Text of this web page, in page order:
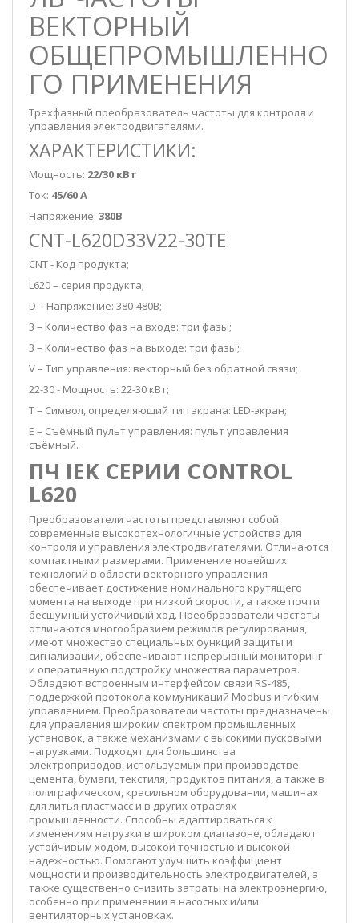
ВЕКТОРНЫЙ
ОБЩЕПРОМЫШЛЕННО
ГО ПРИМЕНЕНИЯ
Трехфазный преобразователь частоты для контроля и
управления электродвигателями.
ХАРАКТЕРИСТИКИ:
Мощность: 22/30 кВт
Ток: 45/60 А
Напряжение: 380В
CNT-L620D33V22-30TE
CNT - Код продукта;
L620 – серия продукта;
D – Напряжение: 380-480В;
3 – Количество фаз на входе: три фазы;
3 – Количество фаз на выходе: три фазы;
V – Тип управления: векторный без обратной связи;
22-30 - Мощность: 22-30 кВт;
T – Символ, определяющий тип экрана: LED-экран;
E – Съёмный пульт управления: пульт управления
съёмный.
ПЧ IEK СЕРИИ CONTROL
L620
Преобразователи частоты представляют собой
современные высокотехнологичные устройства для
контроля и управления электродвигателями. Отличаются
компактными размерами. Применение новейших
технологий в области векторного управления
обеспечивает достижение номинального крутящего
момента на выходе при низкой скорости, а также почти
бесшумный устойчивый ход. Преобразователи частоты
отличаются многообразием режимов регулирования,
имеют множество специальных функций защиты и
сигнализации, обеспечивают непрерывный мониторинг
и оперативную подстройку множества параметров.
Обладают встроенным интерфейсом связи RS-485,
поддержкой протокола коммуникаций Modbus и гибким
управлением. Преобразователи частоты предназначены
для управления широким спектром промышленных
установок, а также механизмами с высокими пусковыми
нагрузками. Подходят для большинства
электроприводов, используемых при производстве
цемента, бумаги, текстиля, продуктов питания, а также в
полиграфическом, красильном оборудовании, машинах
для литья пластмасс и в других отраслях
промышленности. Способны адаптироваться к
изменениям нагрузки в широком диапазоне, обладают
устойчивым ходом, высокой точностью и высокой
надежностью. Помогают улучшить коэффициент
мощности и производительность электродвигателей, а
также существенно снизить затраты на электроэнергию,
особенно при применении в насосных и/или
вентиляторных установках.